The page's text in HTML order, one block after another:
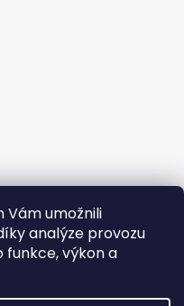
Vám umožnili
analýze provozu
funkce, výkon a